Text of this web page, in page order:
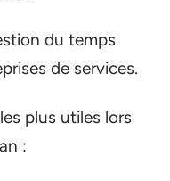
du temps
de services.
plus utiles lors
: